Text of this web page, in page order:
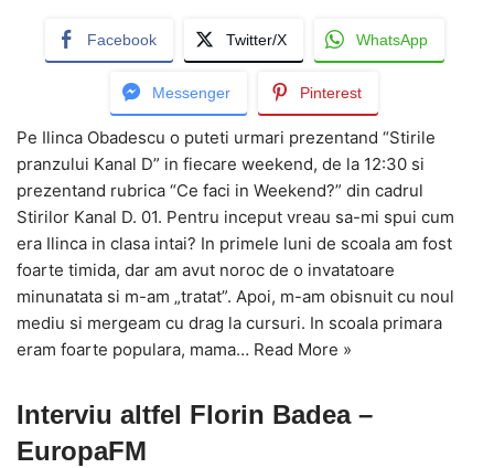
Facebook Twitter/X WhatsApp
Messenger Pinterest
Pe Ilinca Obadescu o puteti urmari prezentand “Stirile
pranzului Kanal D” in fiecare weekend, de la 12:30 si
prezentand rubrica “Ce faci in Weekend?” din cadrul
Stirilor Kanal D. 01. Pentru inceput vreau sa-mi spui cum
era Ilinca in clasa intai? In primele luni de scoala am fost
foarte timida, dar am avut noroc de o invatatoare
minunatata si m-am „tratat”. Apoi, m-am obisnuit cu noul
mediu si mergeam cu drag la cursuri. In scoala primara
eram foarte populara, mama… Read More »
Interviu altfel Florin Badea –
EuropaFM